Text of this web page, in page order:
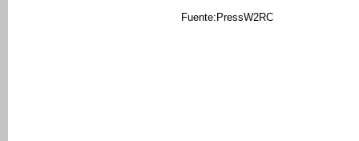
Fuente:PressW2RC